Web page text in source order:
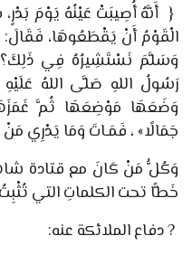
{ أَنَّهُ أُصِيبَتْ عَيْنُهُ يَوْمَ
الْقَوْمُ أَنْ يَقْطَعُوهَا، فَقَالَ:
وَسَلَّمَ نَسْتَشِيرُهُ فِي ذَلِكَ؟
رَسُولُ اللهِ صَلَّى اللهُ
وَضَعَهَا مَوْضِعَهَا ثُمَّ
جَمَالًا» ، فَمَـاتَ وَمَا يَدْرِي
وَكُلُّ مَنْ كَانَ مع قتادة
خَطًّا تحت الكلماتِ التي
?دفاع الملائكة عنه: